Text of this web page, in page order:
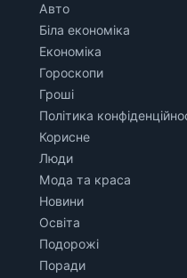
Авто
Біла економіка
Економіка
Гороскопи
Гроші
Політика
Корисне
Люди
Мода та краса
Новини
Освіта
Подорожі
Поради